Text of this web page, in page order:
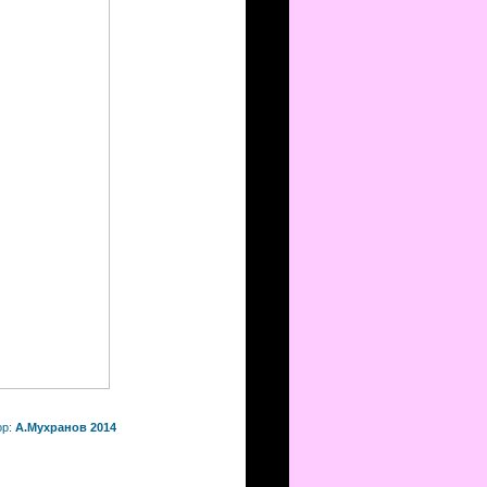
А.Мухранов 2014